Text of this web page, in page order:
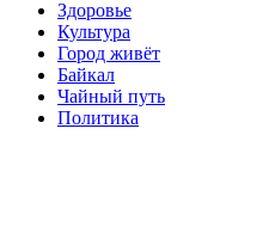
Здоровье
Культура
Город живёт
Байкал
Чайный путь
Политика